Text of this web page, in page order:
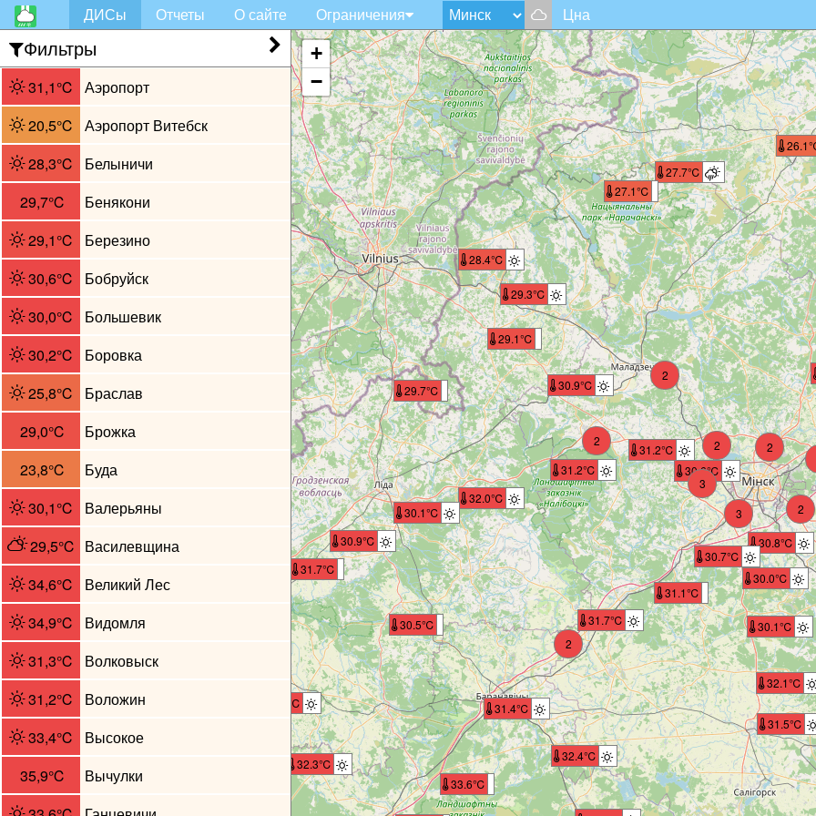
ДИСы Отчеты О сайте Ограничения Цна
Фильтры
31,1℃
Аэропорт
20,5℃
Аэропорт Витебск
28,3℃
Белыничи
29,7℃
Бенякони
29,1℃
Березино
30,6℃
Бобруйск
30,0℃
Большевик
30,2℃
Боровка
25,8℃
Браслав
29,0℃
Брожка
23,8℃
Буда
30,1℃
Валерьяны
29,5℃ Василевщина
34,6℃
Великий Лес
34,9℃
Видомля
31,3℃
Волковыск
31,2℃
Воложин
33,4℃
Высокое
35,9℃
Вычулки
29.7℃
32.4℃
30.1℃
30.5℃
2
32.3℃
31.3℃ 31.4℃
32.0℃
31.1℃
30.7℃
30.0℃
30.9℃
2
30.1℃
31.7℃
28.4℃
29.1℃
29.3℃
31.2℃
27.7℃
27.1℃
2
30.6℃
31.2℃
2
30.8℃
33.6℃
2
2
3
32.1℃
31.5℃
3
31.7℃
30.9℃
+
−